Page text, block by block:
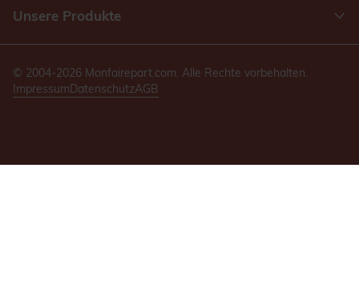
Unsere Produkte
© 2004-2026 Monfairepart.com. Alle Rechte vorbehalten.
ImpressumDatenschutzAGB